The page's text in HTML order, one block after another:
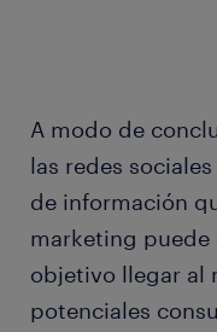
A modo de
las redes
de información
marketing
objetivo llegar al
potenciales